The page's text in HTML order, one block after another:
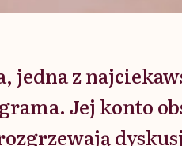
jedna z
Jej konto